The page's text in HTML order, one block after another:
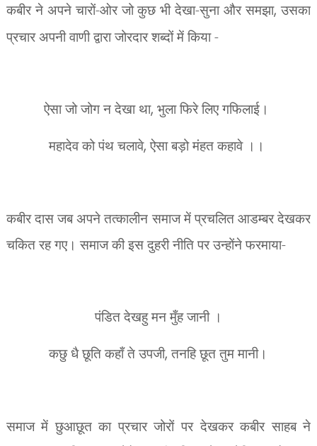
कबीर ने अपने चारों-ओर जो कुछ भी देखा-सुना और समझा,उसका
प्रचार अपनी वाणी द्वारा जोरदार शब्दों में किया -
ऐसा जो जोग न देखा था,भुला फिरे लिए गफिलाई।
महादेव को पंथ चलावे, ऐसा बड़ो मंहत कहावे ।।
कबीर दास जब अपने तत्कालीन समाज में प्रचलित आडम्बर देखकर
चकित रह गए। समाज की इस दुहरी नीति पर उन्होंने फरमाया-
पंडित देखहु मन मुँह जानी ।
कछुधै छूति कहाँ ते उपजी,तनहि छूत तुम मानी।
समाज में छुआछूत का प्रचार जोरों पर देखकर कबीर साहब ने